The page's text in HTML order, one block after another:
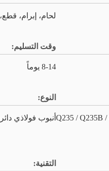
لحام، إبرام،
وقت التسليم:
8-14 يوماً
Q235 / Q235B /
النوع:
أنبوب فولاذي
التقنية: